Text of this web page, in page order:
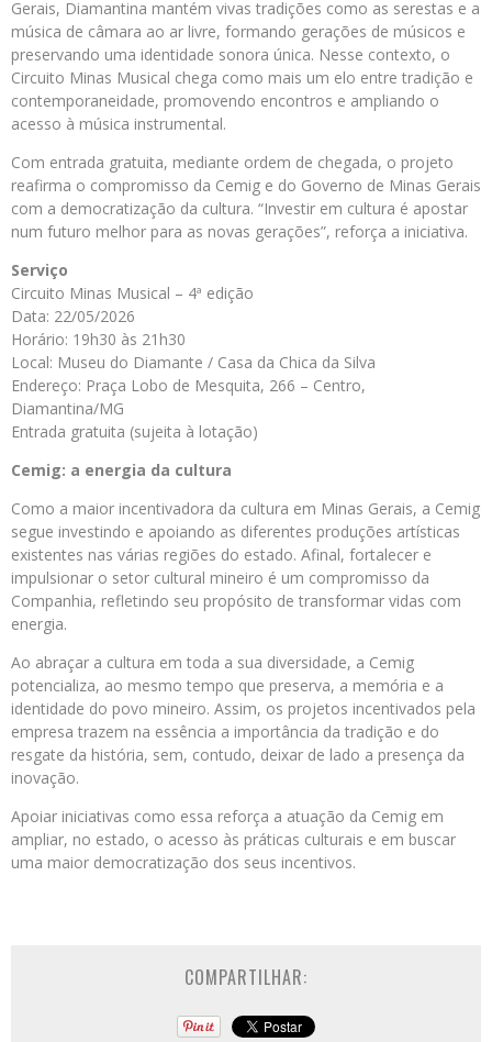
Gerais, Diamantina mantém vivas tradições como as serestas e a
música de câmara ao ar livre, formando gerações de músicos e
preservando uma identidade sonora única. Nesse contexto, o
Circuito Minas Musical chega como mais um elo entre tradição e
contemporaneidade, promovendo encontros e ampliando o
acesso à música instrumental.
Com entrada gratuita, mediante ordem de chegada, o projeto
reafirma o compromisso da Cemig e do Governo de Minas Gerais
com a democratização da cultura. “Investir em cultura é apostar
num futuro melhor para as novas gerações”, reforça a iniciativa.
Serviço
Circuito Minas Musical – 4ª edição
Data: 22/05/2026
Horário: 19h30 às 21h30
Local: Museu do Diamante / Casa da Chica da Silva
Endereço: Praça Lobo de Mesquita, 266 – Centro,
Diamantina/MG
Entrada gratuita (sujeita à lotação)
Cemig: a energia da cultura
Como a maior incentivadora da cultura em Minas Gerais, a Cemig
segue investindo e apoiando as diferentes produções artísticas
existentes nas várias regiões do estado. Afinal, fortalecer e
impulsionar o setor cultural mineiro é um compromisso da
Companhia, refletindo seu propósito de transformar vidas com
energia.
Ao abraçar a cultura em toda a sua diversidade, a Cemig
potencializa, ao mesmo tempo que preserva, a memória e a
identidade do povo mineiro. Assim, os projetos incentivados pela
empresa trazem na essência a importância da tradição e do
resgate da história, sem, contudo, deixar de lado a presença da
inovação.
Apoiar iniciativas como essa reforça a atuação da Cemig em
ampliar, no estado, o acesso às práticas culturais e em buscar
uma maior democratização dos seus incentivos.
COMPARTILHAR: